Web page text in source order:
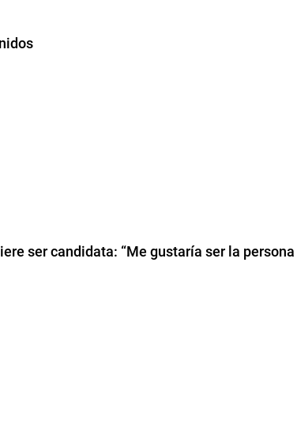
ser candidata: “Me gustaría ser la persona